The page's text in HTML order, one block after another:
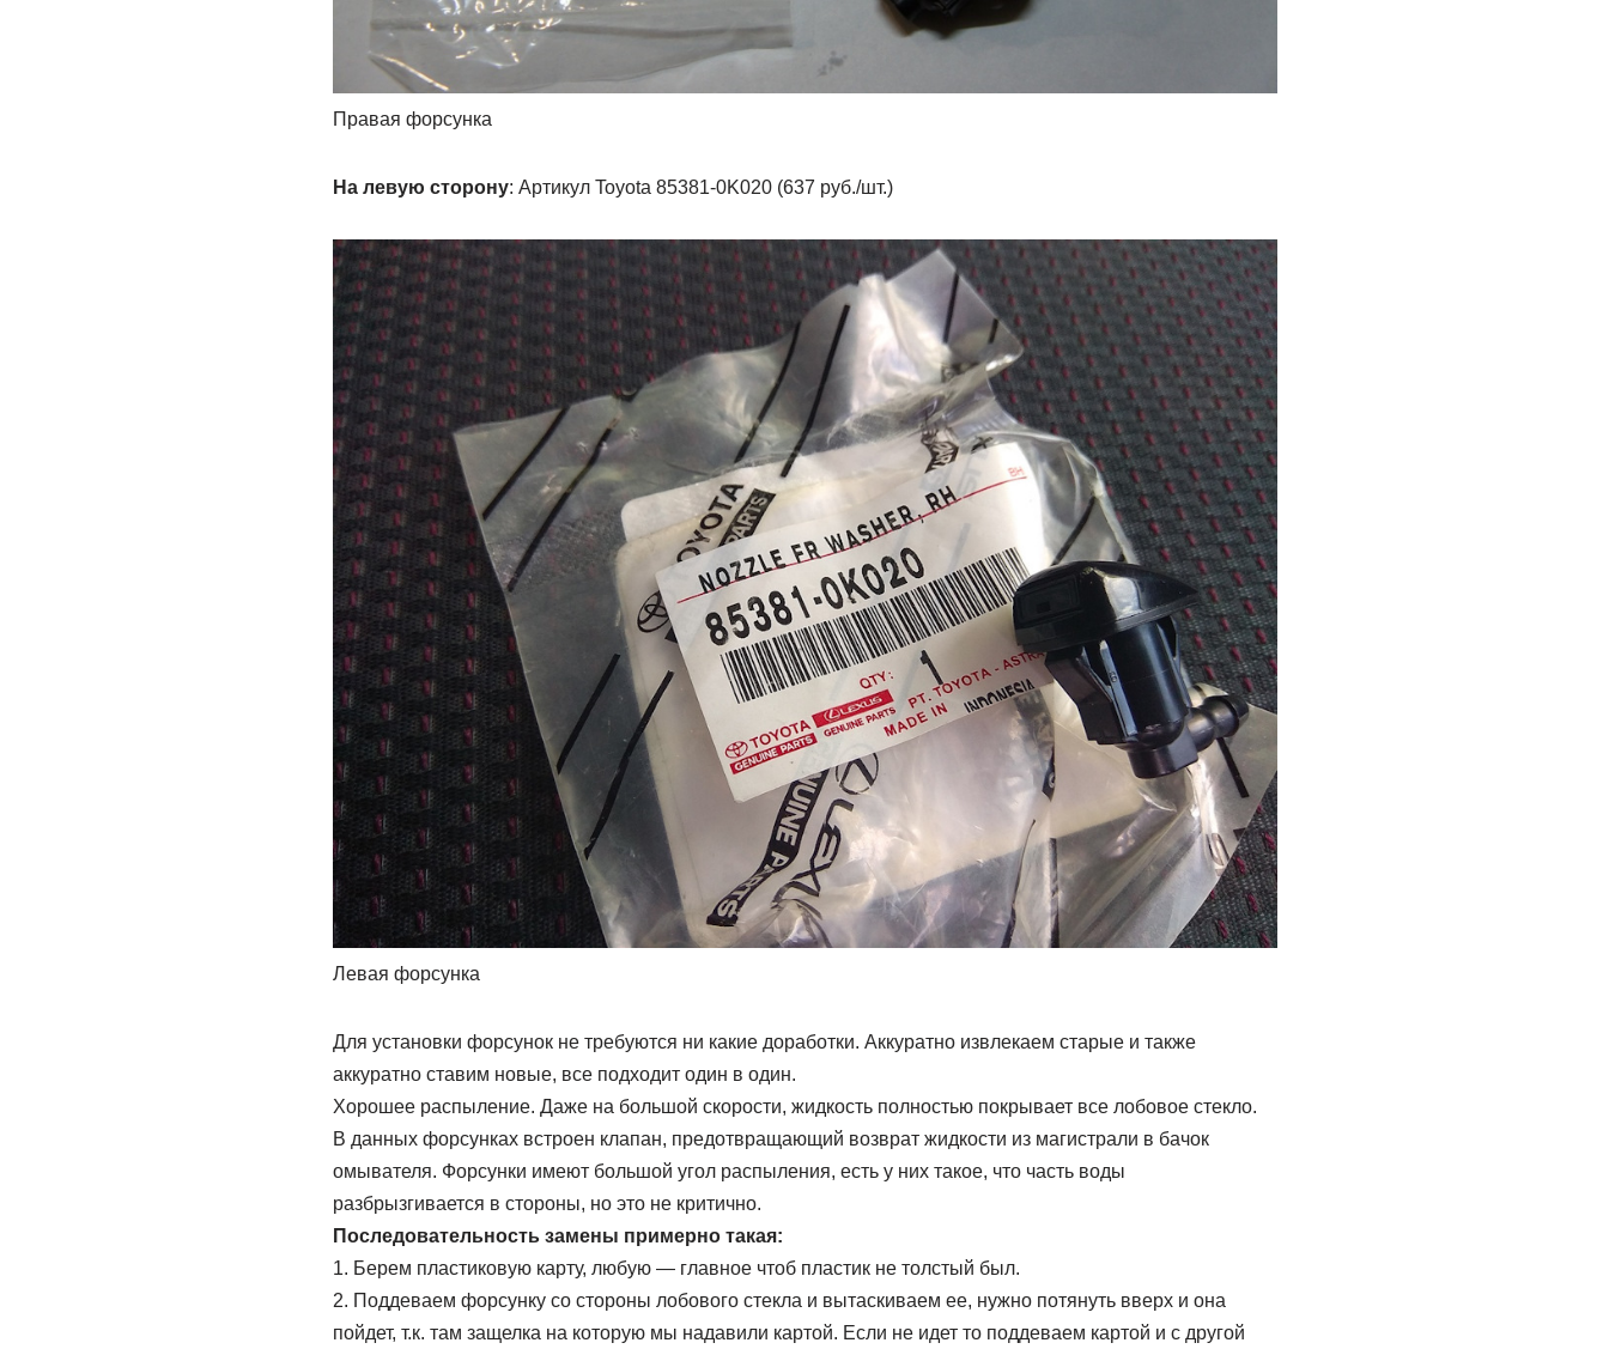
Правая форсунка
На левую сторону: Артикул Toyota 85381-0K020 (637 руб./шт.)
Левая форсунка
Для установки форсунок не требуются ни какие доработки. Аккуратно извлекаем старые и также
аккуратно ставим новые, все подходит один в один.
Хорошее распыление. Даже на большой скорости, жидкость полностью покрывает все лобовое стекло.
В данных форсунках встроен клапан, предотвращающий возврат жидкости из магистрали в бачок
омывателя. Форсунки имеют большой угол распыления, есть у них такое, что часть воды
разбрызгивается в стороны, но это не критично.
Последовательность замены примерно такая:
1. Берем пластиковую карту, любую — главное чтоб пластик не толстый был.
2. Поддеваем форсунку со стороны лобового стекла и вытаскиваем ее, нужно потянуть вверх и она
пойдет, т.к. там защелка на которую мы надавили картой. Если не идет то поддеваем картой и с другой